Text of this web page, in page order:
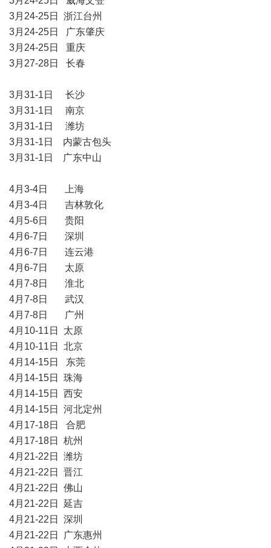
3月24-25日 浙江台州
3月24-25日 广东肇庆
3月24-25日 重庆
3月27-28日 长春
3月31-1日 长沙
3月31-1日 南京
3月31-1日 潍坊
3月31-1日 内蒙古包头
3月31-1日 广东中山
4月3-4日 上海
4月3-4日 吉林敦化
4月5-6日 贵阳
4月6-7日 深圳
4月6-7日 连云港
4月6-7日 太原
4月7-8日 淮北
4月7-8日 武汉
4月7-8日 广州
4月10-11日 太原
4月10-11日 北京
4月14-15日 东莞
4月14-15日 珠海
4月14-15日 西安
4月14-15日 河北定州
4月17-18日 合肥
4月17-18日 杭州
4月21-22日 潍坊
4月21-22日 晋江
4月21-22日 佛山
4月21-22日 延吉
4月21-22日 深圳
4月21-22日 广东惠州